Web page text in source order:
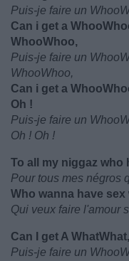
Puis-je faire un
Can i get a
WhooWhoo,
Puis-je faire un
WhooWhoo,
Can i get a
Oh !
Puis-je faire un
Oh ! Oh !
To all my niggaz who
Pour tous mes négros
Who wanna have
Qui veux faire l'amour
Can I get A
Puis-je faire un